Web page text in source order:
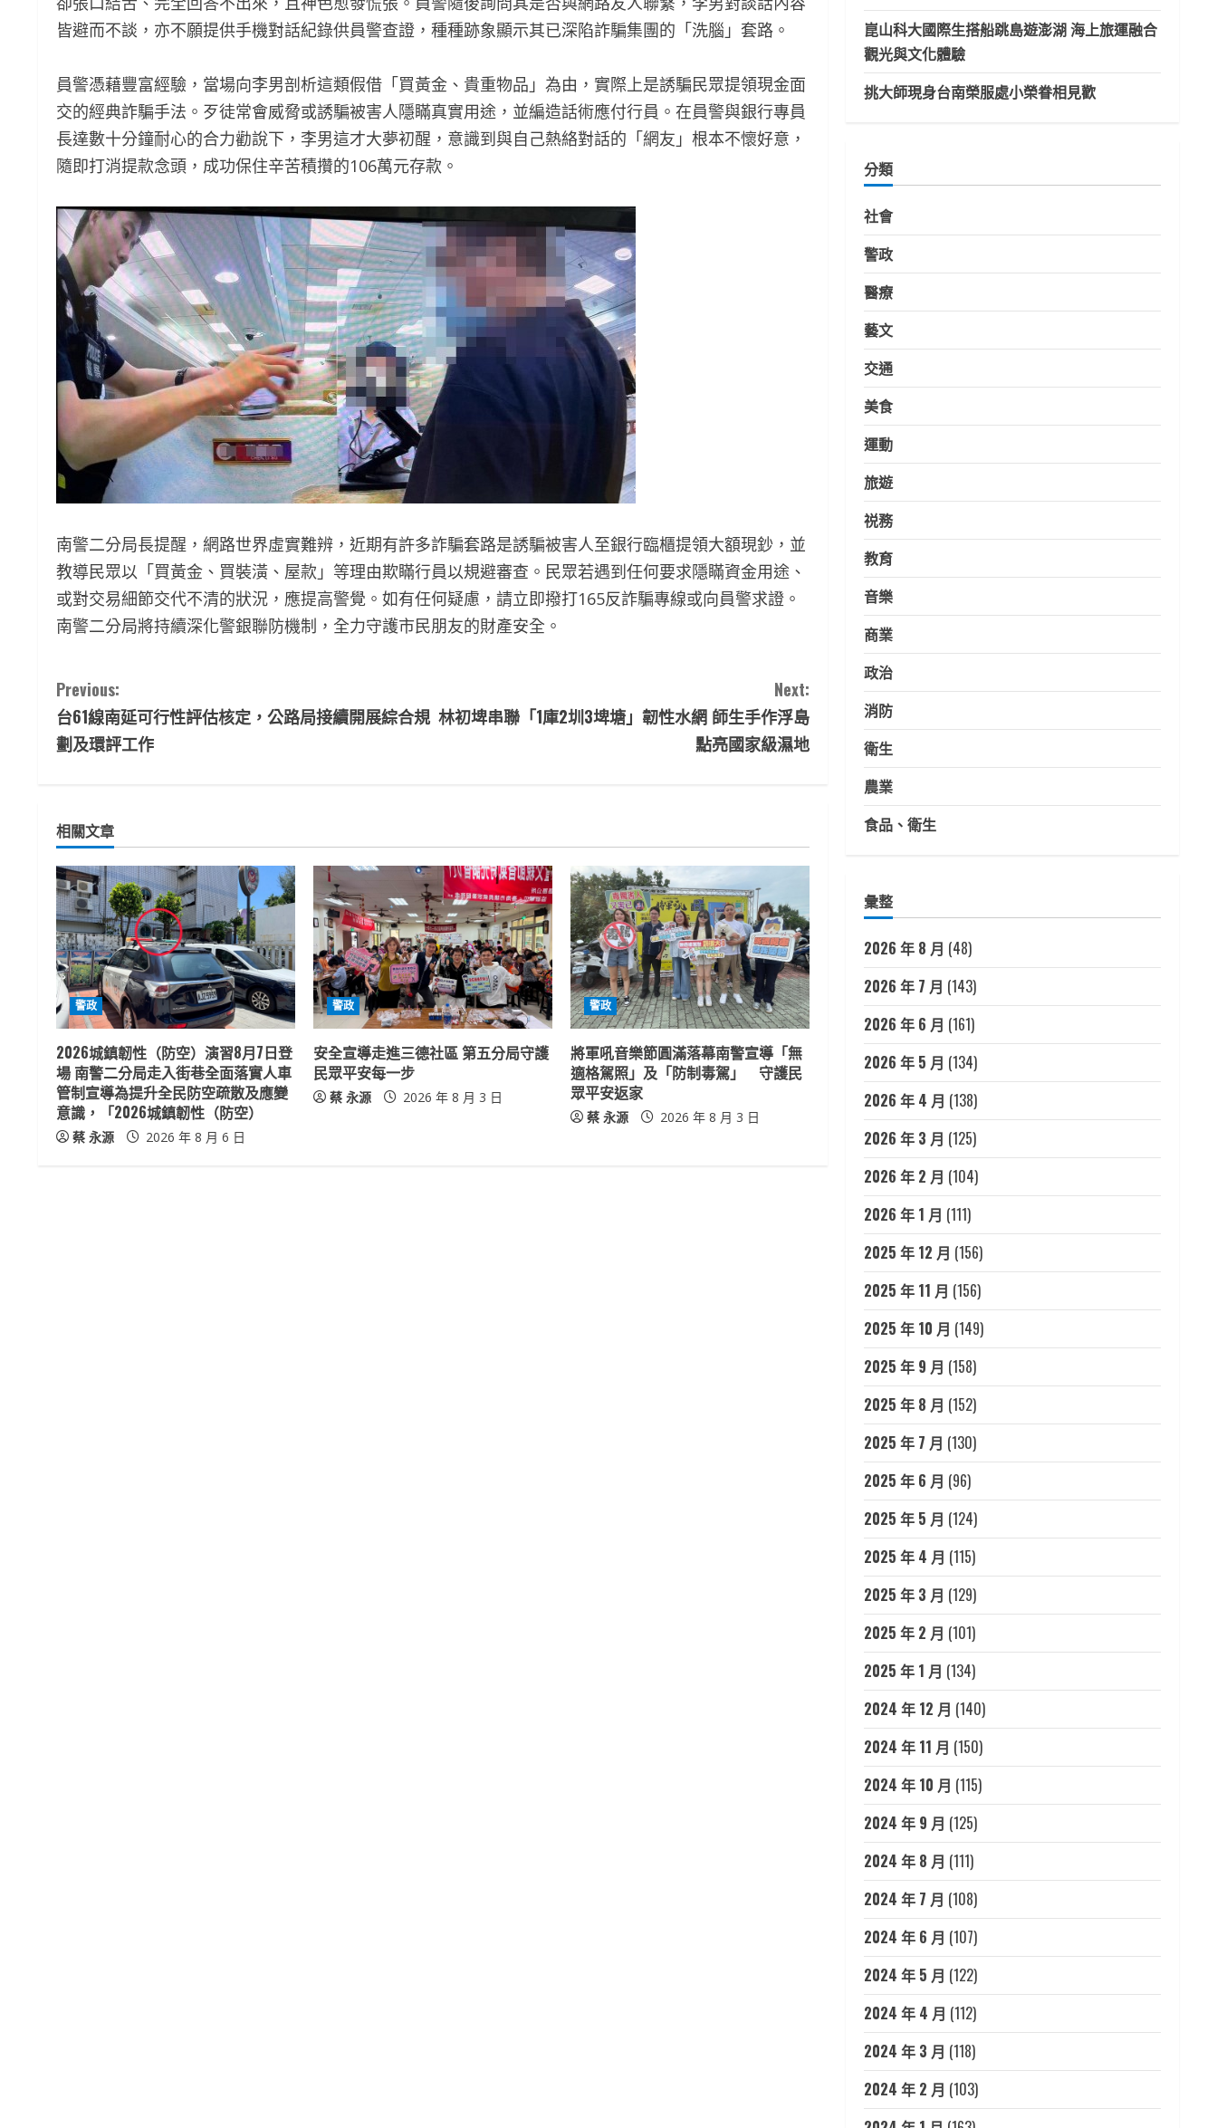
皆避而不談，亦不願提供手機對話紀錄供員警查證，種種跡象顯示其已深陷詐騙集團的「洗腦」套路。
員警憑藉豐富經驗，當場向李男剖析這類假借「買黃金、貴重物品」為由，實際上是誘騙民眾提領現金面
交的經典詐騙手法。歹徒常會威脅或誘騙被害人隱瞞真實用途，並編造話術應付行員。在員警與銀行專員
長達數十分鐘耐心的合力勸說下，李男這才大夢初醒，意識到與自己熱絡對話的「網友」根本不懷好意，
隨即打消提款念頭，成功保住辛苦積攢的106萬元存款。
南警二分局長提醒，網路世界虛實難辨，近期有許多詐騙套路是誘騙被害人至銀行臨櫃提領大額現鈔，並
教導民眾以「買黃金、買裝潢、屋款」等理由欺瞞行員以規避審查。民眾若遇到任何要求隱瞞資金用途、
或對交易細節交代不清的狀況，應提高警覺。如有任何疑慮，請立即撥打165反詐騙專線或向員警求證。
南警二分局將持續深化警銀聯防機制，全力守護市民朋友的財產安全。
C
o
i
n
u
e
R
e
a
d
i
Previous:
台61線南延可行性評估核定，公路局接續開展綜合規
劃及環評工作
Next:
林初埤串聯「1庫2圳3埤塘」韌性水網 師生手作浮島
點亮國家級濕地
相關文章
警政
2026城鎮韌性（防空）演習8月7日登
場 南警二分局走入街巷全面落實人車
管制宣導為提升全民防空疏散及應變
意識，「2026城鎮韌性（防空）
蔡 永源 2026 年 8 月 6 日
警政
安全宣導走進三德社區 第五分局守護
民眾平安每一步
蔡 永源 2026 年 8 月 3 日
警政
將軍吼音樂節圓滿落幕南警宣導「無
適格駕照」及「防制毒駕」 守護民
眾平安返家
蔡 永源 2026 年 8 月 3 日
崑山科大國際生搭船跳島遊澎湖 海上旅運融合
觀光與文化體驗
挑大師現身台南榮服處小榮眷相見歡
分類
社會
警政
醫療
藝文
交通
美食
運動
旅遊
祱務
教育
音樂
商業
政治
消防
衛生
農業
食品、衛生
彙整
2026 年 8 月 (48)
2026 年 7 月 (143)
2026 年 6 月 (161)
2026 年 5 月 (134)
2026 年 4 月 (138)
2026 年 3 月 (125)
2026 年 2 月 (104)
2026 年 1 月 (111)
2025 年 12 月 (156)
2025 年 11 月 (156)
2025 年 10 月 (149)
2025 年 9 月 (158)
2025 年 8 月 (152)
2025 年 7 月 (130)
2025 年 6 月 (96)
2025 年 5 月 (124)
2025 年 4 月 (115)
2025 年 3 月 (129)
2025 年 2 月 (101)
2025 年 1 月 (134)
2024 年 12 月 (140)
2024 年 11 月 (150)
2024 年 10 月 (115)
2024 年 9 月 (125)
2024 年 8 月 (111)
2024 年 7 月 (108)
2024 年 6 月 (107)
2024 年 5 月 (122)
2024 年 4 月 (112)
2024 年 3 月 (118)
2024 年 2 月 (103)